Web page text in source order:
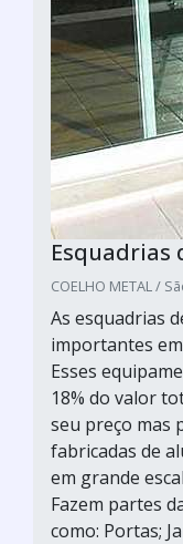
Esquadrias
COELHO METAL /
As esquadrias
importantes
Esses
18% do valor
seu preço mas
fabricadas de
em grande
Fazem partes
como: Portas;